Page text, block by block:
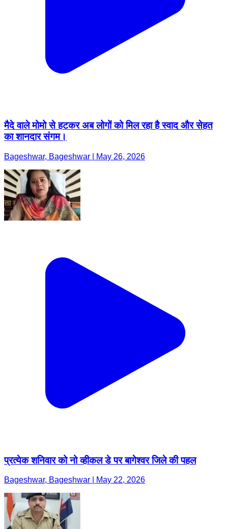
मैदे वाले मोमो से हटकर अब लोगों को मिल रहा है स्वाद और सेहत
का शानदार संगम।
Bageshwar, Bageshwar | May 26, 2026
प्रत्येक शनिवार को नो व्हीकल डे पर बागेश्वर जिले की पहल
Bageshwar, Bageshwar | May 22, 2026